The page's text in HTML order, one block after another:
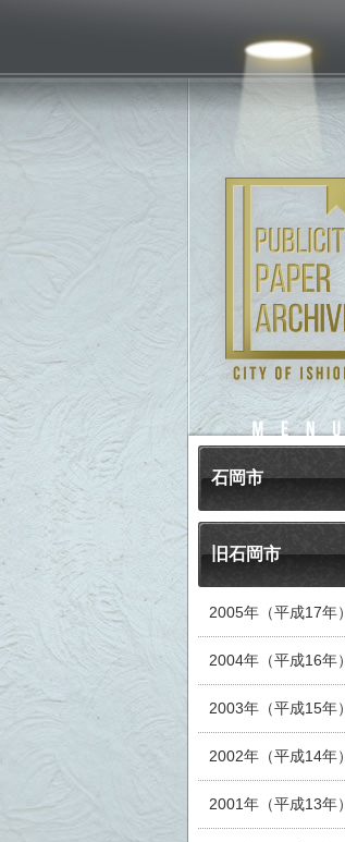
石岡市
旧石岡市
2005年（平成17年）
2004年（平成16年）
2003年（平成15年）
2002年（平成14年）
2001年（平成13年）